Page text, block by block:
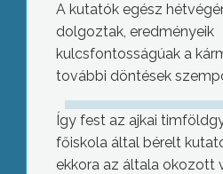
A kutatók egész
dolgoztak, eredményeik
kulcsfontosságúak a
további döntések
Így fest az ajkai
főiskola által bérelt
ekkora az általa okozott